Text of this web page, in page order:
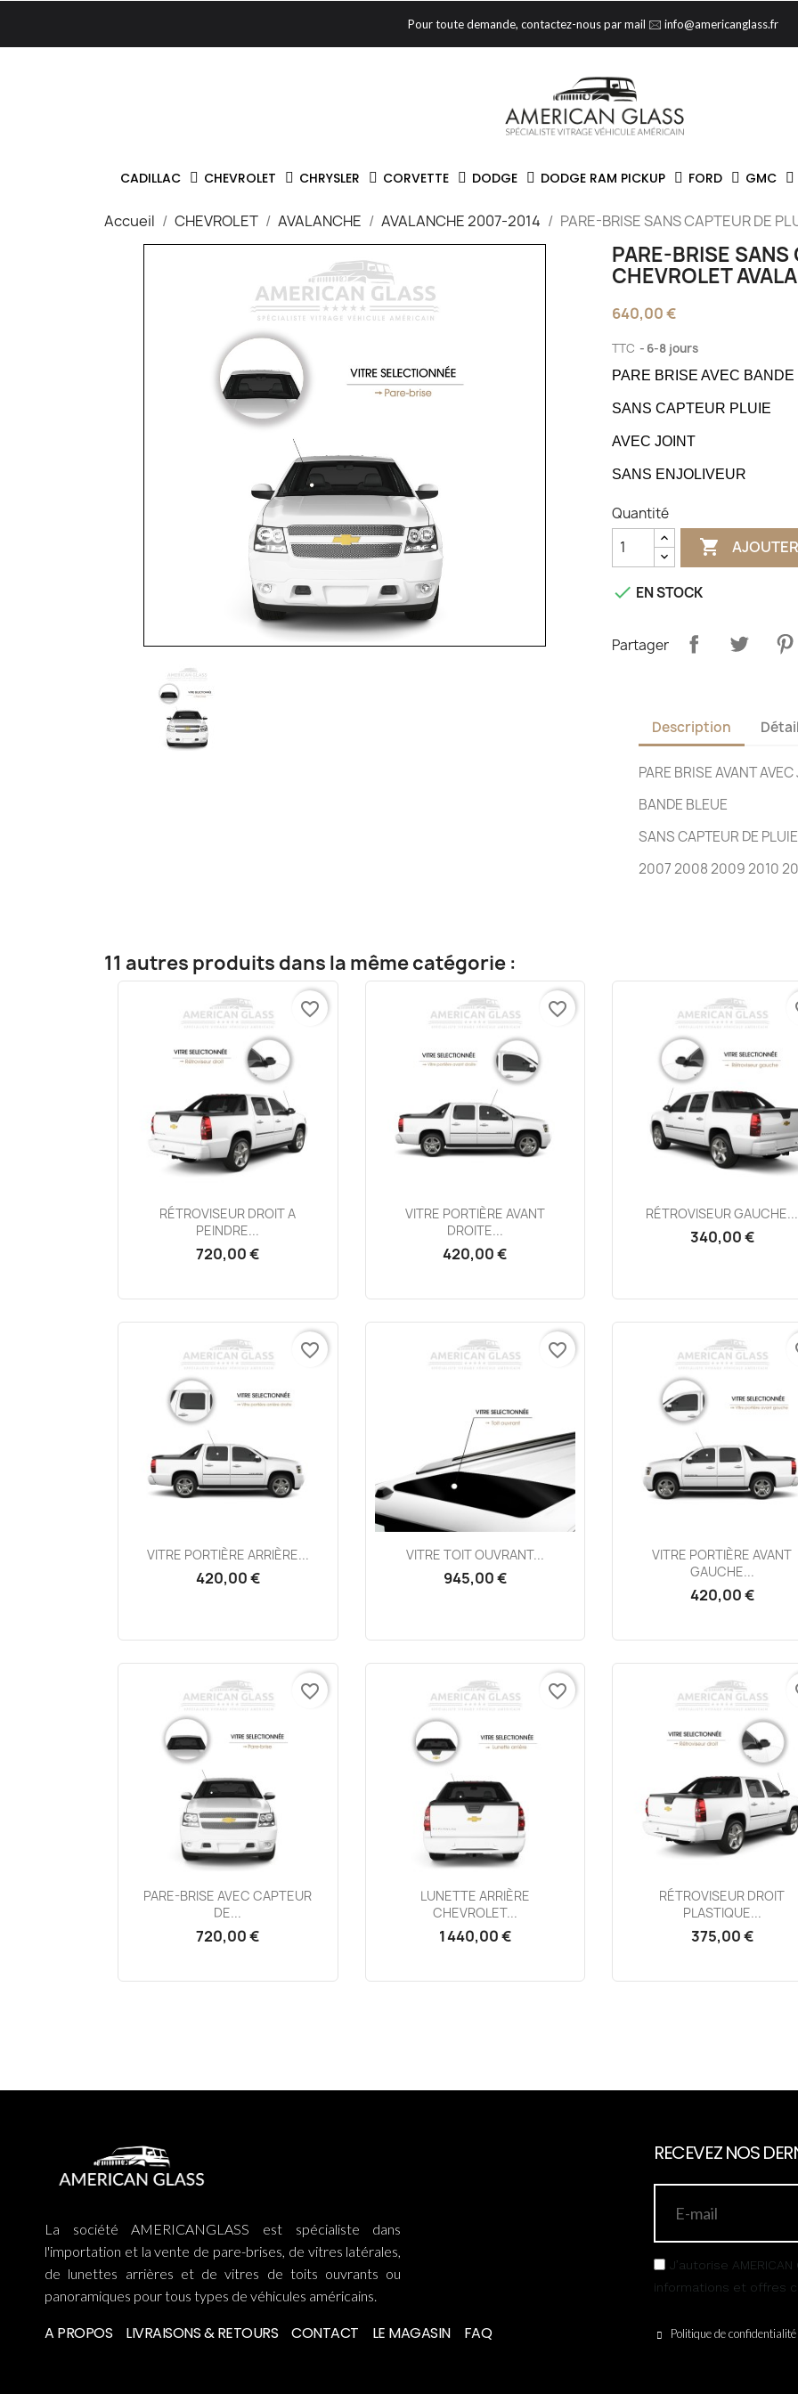
Pour toute demande, contactez-nous par mail 🖂 info@americanglass.fr
CADILLAC CHEVROLET CHRYSLER CORVETTE DODGE DODGE RAM PICKUP FORD GMC
Accueil CHEVROLET AVALANCHE AVALANCHE 2007-2014 PARE-BRISE SANS CAPTEUR DE
PARE-BRISE SANS
CHEVROLET
640,00 €
TTC 6-8 jours
PARE BRISE AVEC BANDE
SANS CAPTEUR PLUIE
AVEC JOINT
SANS ENJOLIVEUR
Quantité

 EN STOCK
Partager
Description
PARE BRISE AVANT
BANDE BLEUE
SANS CAPTEUR DE PLUIE
2007 2008 2009 2010
11 autres produits dans la même catégorie :
Aperçu rapide
RÉTROVISEUR DROIT A
PEINDRE...
720,00 €
favorite_border
Aperçu rapide
VITRE PORTIÈRE AVANT
DROITE...
420,00 €
favorite_border
Aperçu rapide
RÉTROVISEUR GAUCHE...
340,00 €
Aperçu rapide
VITRE PORTIÈRE ARRIÈRE...
420,00 €
favorite_border
Aperçu rapide
VITRE TOIT OUVRANT...
945,00 €
favorite_border
Aperçu rapide
VITRE PORTIÈRE AVANT
GAUCHE...
420,00 €
Aperçu rapide
PARE-BRISE AVEC CAPTEUR
DE...
720,00 €
favorite_border
Aperçu rapide
LUNETTE ARRIÈRE
CHEVROLET...
1 440,00 €
favorite_border
Aperçu rapide
RÉTROVISEUR DROIT
PLASTIQUE...
375,00 €
La société AMERICANGLASS est spécialiste dans
l'importation et la vente de pare-brises, de vitres latérales,
de lunettes arrières et de vitres de toits ouvrants ou
panoramiques pour tous types de véhicules américains.
A PROPOS LIVRAISONS & RETOURS CONTACT LE MAGASIN FAQ
RECEVEZ NOS
J’autorise
informations et offres
Politique de confidentialité